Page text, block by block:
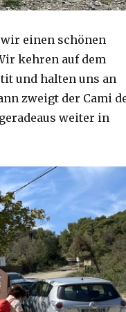
einen schönen
kehren auf dem
und halten uns an
zweigt der Cami
weiter in